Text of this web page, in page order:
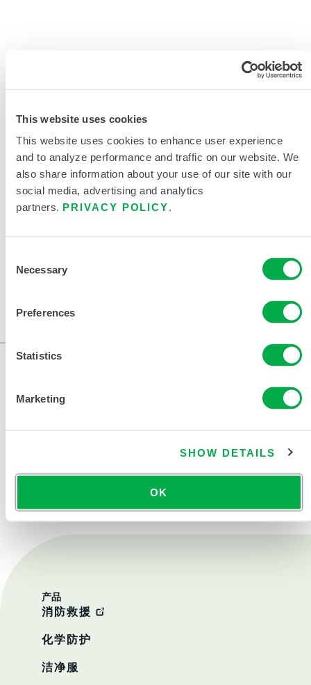
This website uses cookies
This website uses cookies to enhance user experience
and to analyze performance and traffic on our website. We
also share information about your use of our site with our
social media, advertising and analytics
partners. PRIVACY POLICY.
Selection
Necessary
Preferences
Statistics
Marketing
SHOW DETAILS
OK
相关文件
野外战斗服/双重认证 2017 年新款
尺码表
可在以下销售区域购买：美国、加拿大、墨西哥。
联系我们
产品
消防救援
化学防护
洁净服